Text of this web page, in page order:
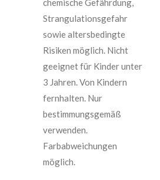
chemische Gefährdung,
Strangulationsgefahr
sowie altersbedingte
Risiken möglich. Nicht
geeignet für Kinder unter
3 Jahren. Von Kindern
fernhalten. Nur
bestimmungsgemäß
verwenden.
Farbabweichungen
möglich.